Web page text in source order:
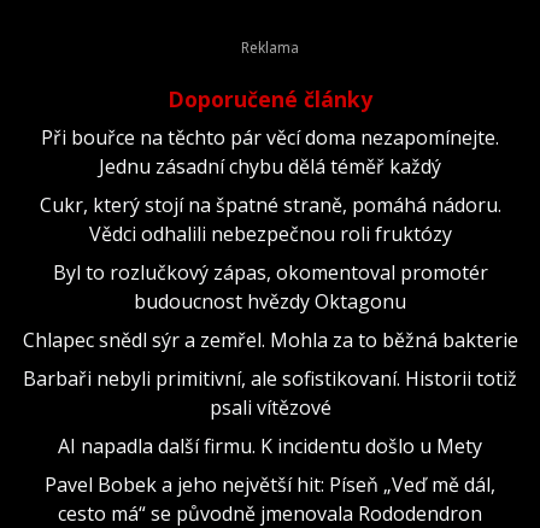
Doporučené články
Při bouřce na těchto pár věcí doma nezapomínejte.
Jednu zásadní chybu dělá téměř každý
Cukr, který stojí na špatné straně, pomáhá nádoru.
Vědci odhalili nebezpečnou roli fruktózy
Byl to rozlučkový zápas, okomentoval promotér
budoucnost hvězdy Oktagonu
Chlapec snědl sýr a zemřel. Mohla za to běžná bakterie
Barbaři nebyli primitivní, ale sofistikovaní. Historii totiž
psali vítězové
AI napadla další firmu. K incidentu došlo u Mety
Pavel Bobek a jeho největší hit: Píseň „Veď mě dál,
cesto má“ se původně jmenovala Rododendron